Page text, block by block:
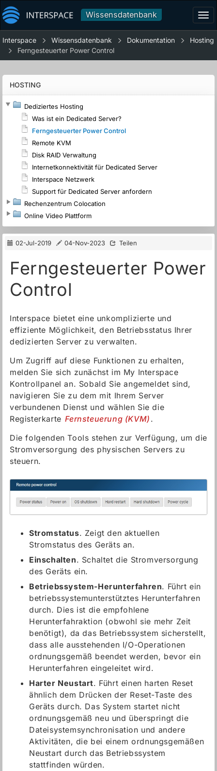
Wissensdatenbank
Interspace Wissensdatenbank Dokumentation
Hosting
Ferngesteuerter Power Control
HOSTING
Dediziertes Hosting
Was ist ein Dedicated Server?
Ferngesteuerter Power Control
Remote KVM
Disk RAID Verwaltung
Internetkonnektivität für Dedicated Server
Interspace Netzwerk
Support für Dedicated Server anfordern
Rechenzentrum Colocation
Online Video Plattform
02-Jul-2019 04-Nov-2023 Teilen
Ferngesteuerter Power
Control
Interspace bietet eine unkomplizierte und
effiziente Möglichkeit, den Betriebsstatus Ihrer
dedizierten Server zu verwalten.
Um Zugriff auf diese Funktionen zu erhalten,
melden Sie sich zunächst im My Interspace
Kontrollpanel an. Sobald Sie angemeldet sind,
navigieren Sie zu dem mit Ihrem Server
verbundenen Dienst und wählen Sie die
Registerkarte Fernsteuerung (KVM) .
Die folgenden Tools stehen zur Verfügung, um die
Stromversorgung des physischen Servers zu
steuern.
Stromstatus. Zeigt den aktuellen
Stromstatus des Geräts an.
Einschalten. Schaltet die Stromversorgung
des Geräts ein.
Betriebssystem-Herunterfahren. Führt ein
betriebssystemunterstütztes Herunterfahren
durch. Dies ist die empfohlene
Herunterfahraktion (obwohl sie mehr Zeit
benötigt), da das Betriebssystem sicherstellt,
dass alle ausstehenden I/O-Operationen
ordnungsgemäß beendet werden, bevor ein
Herunterfahren eingeleitet wird.
Harter Neustart. Führt einen harten Reset
ähnlich dem Drücken der Reset-Taste des
Geräts durch. Das System startet nicht
ordnungsgemäß neu und überspringt die
Dateisystemsynchronisation und andere
Aktivitäten, die bei einem ordnungsgemäßen
Neustart durch das Betriebssystem
stattfinden würden.